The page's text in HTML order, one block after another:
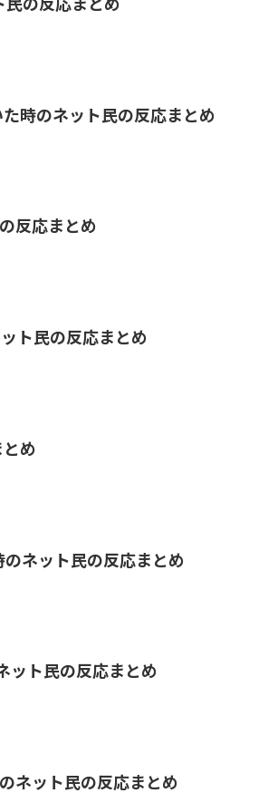
時のネット民の反応まとめ
反応まとめ
ト民の反応まとめ
め
ネット民の反応まとめ
ット民の反応まとめ
ネット民の反応まとめ